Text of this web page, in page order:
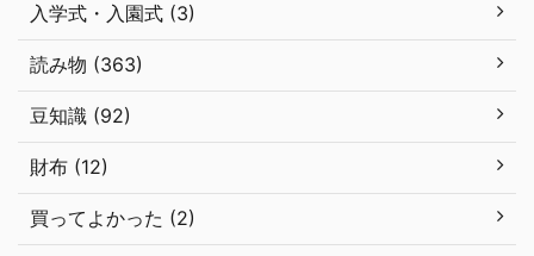
入学式・入園式 (3)
読み物 (363)
豆知識 (92)
財布 (12)
買ってよかった (2)